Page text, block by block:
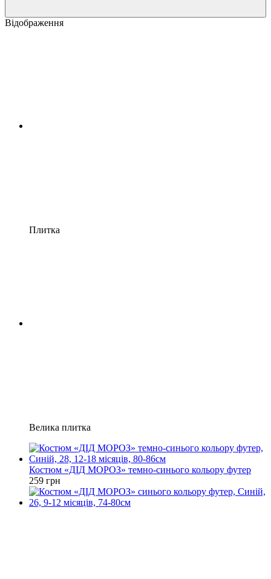
Відображення
Плитка
Велика плитка
Костюм «ДІД МОРОЗ» темно-синього кольору футер
259 грн